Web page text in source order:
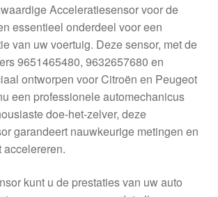
Acceleratiesensor voor de
essentieel onderdeel voor een
van uw voertuig. Deze sensor, met de
9651465480, 9632657680 en
ontworpen voor Citroën en Peugeot
een professionele automechanicus
doe-het-zelver, deze
garandeert nauwkeurige metingen en
accelereren.
kunt u de prestaties van uw auto